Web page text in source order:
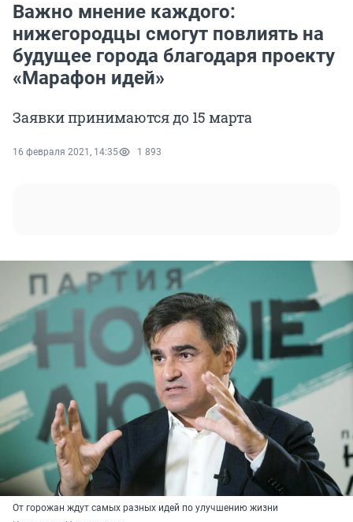
Важно мнение каждого:
нижегородцы смогут повлиять на
будущее города благодаря проекту
«Марафон идей»
Заявки принимаются до 15 марта
16 февраля 2021, 14:35 1 893
От горожан ждут самых разных идей по улучшению жизни